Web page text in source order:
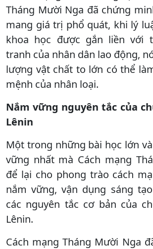
Tháng Mười Nga đã chứng
mang giá trị phổ quát, khi lý
khoa học được gắn liền với
tranh của nhân dân lao động,
lượng vật chất to lớn có thể
mệnh của nhân loại.
Nắm vững nguyên tắc của
Lênin
Một trong những bài học lớn
vững nhất mà Cách mạng
để lại cho phong trào cách
nắm vững, vận dụng sáng
các nguyên tắc cơ bản của
Lênin.
Cách mạng Tháng Mười Nga